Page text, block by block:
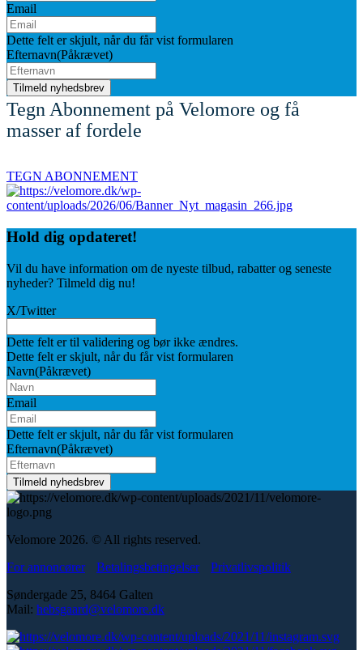
Email
Dette felt er skjult, når du får vist formularen
Efternavn(Påkrævet)
Tegn Abonnement på Velomore og få
masser af fordele
TEGN ABONNEMENT
Hold dig opdateret!
Vil du have information om de nyeste tilbud, rabatter og seneste
nyheder? Tilmeld dig nu!
X/Twitter
Dette felt er til validering og bør ikke ændres.
Dette felt er skjult, når du får vist formularen
Navn(Påkrævet)
Email
Dette felt er skjult, når du får vist formularen
Efternavn(Påkrævet)
Velomore 2026. © All rights reserved.
For annoncører
Betalingsbetingelser
Privatlivspolitik
Søndergade 25, 8464 Galten
Mail: hebsgaard@velomore.dk